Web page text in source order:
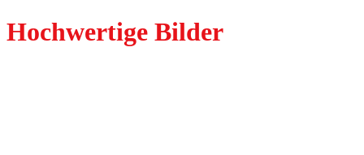
Hochwertige Bilder